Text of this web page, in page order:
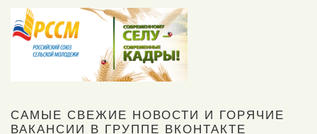
САМЫЕ СВЕЖИЕ НОВОСТИ И ГОРЯЧИЕ
ВАКАНСИИ В ГРУППЕ ВКОНТАКТЕ